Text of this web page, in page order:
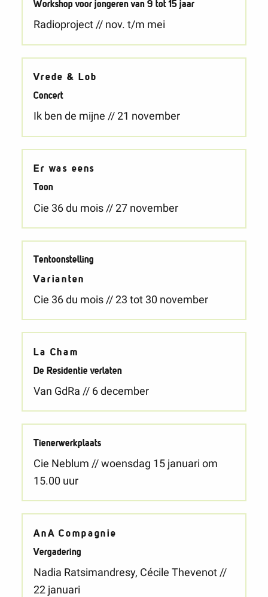
Workshop voor jongeren van 9 tot 15 jaar
Radioproject // nov. t/m mei
Vrede & Lob
Concert
Ik ben de mijne // 21 november
Er was eens
Toon
Cie 36 du mois // 27 november
Tentoonstelling
Varianten
Cie 36 du mois // 23 tot 30 november
La Cham
De Residentie verlaten
Van GdRa // 6 december
Tienerwerkplaats
Cie Neblum // woensdag 15 januari om
15.00 uur
AnA Compagnie
Vergadering
Nadia Ratsimandresy, Cécile Thevenot //
22 januari